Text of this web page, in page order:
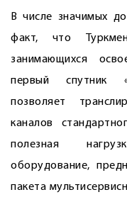
В числе значимых
факт, что
занимающихся
первый спутник
позволяет
каналов
полезная
оборудование,
пакета